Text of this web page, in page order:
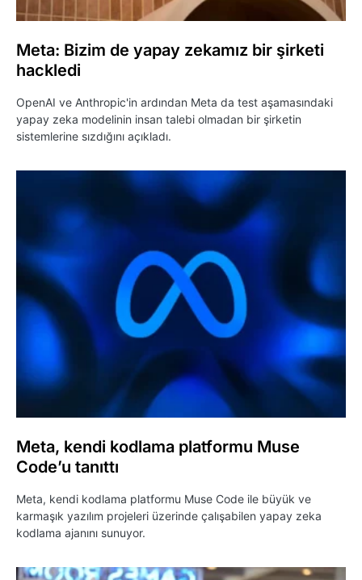
Meta: Bizim de yapay zekamız bir şirketi
hackledi
OpenAI ve Anthropic'in ardından Meta da test aşamasındaki
yapay zeka modelinin insan talebi olmadan bir şirketin
sistemlerine sızdığını açıkladı.
Meta, kendi kodlama platformu Muse
Code’u tanıttı
Meta, kendi kodlama platformu Muse Code ile büyük ve
karmaşık yazılım projeleri üzerinde çalışabilen yapay zeka
kodlama ajanını sunuyor.